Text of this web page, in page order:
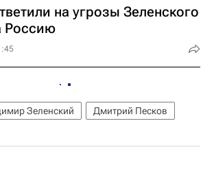
на угрозы Зеленского
Россию
Зеленский
Дмитрий Песков